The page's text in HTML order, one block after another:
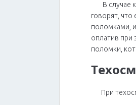
В случае
говорят, что
поломками,
оплатив при
поломки,
При